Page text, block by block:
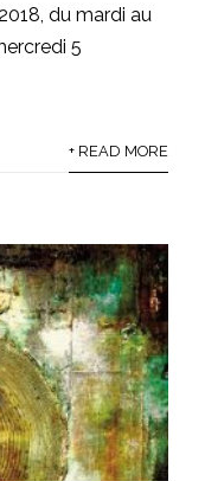
du mardi au
5
+ READ MORE